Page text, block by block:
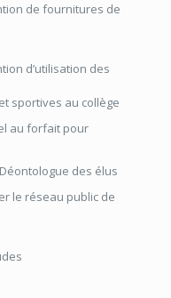
de fournitures de
d’utilisation des
sportives au collège
au forfait pour
des élus
le réseau public de